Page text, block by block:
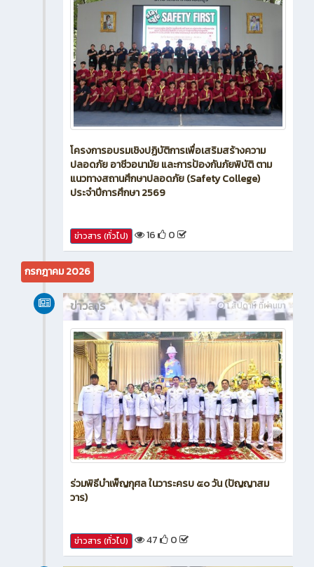
โครงการอบรมเชิงปฏิบัติการเพื่อเสริมสร้างความ
ปลอดภัย อาชีวอนามัย และการป้องกันภัยพิบัติ ตาม
แนวทางสถานศึกษาปลอดภัย (Safety College)
16 0
กรกฎาคม 2026
ข่าวสาร
ร่วมพิธีบำเพ็ญกุศล ในวาระครบ ๕๐ วัน (ปัญญาสม
ข่าวสาร (ทั่วไป) 47 0